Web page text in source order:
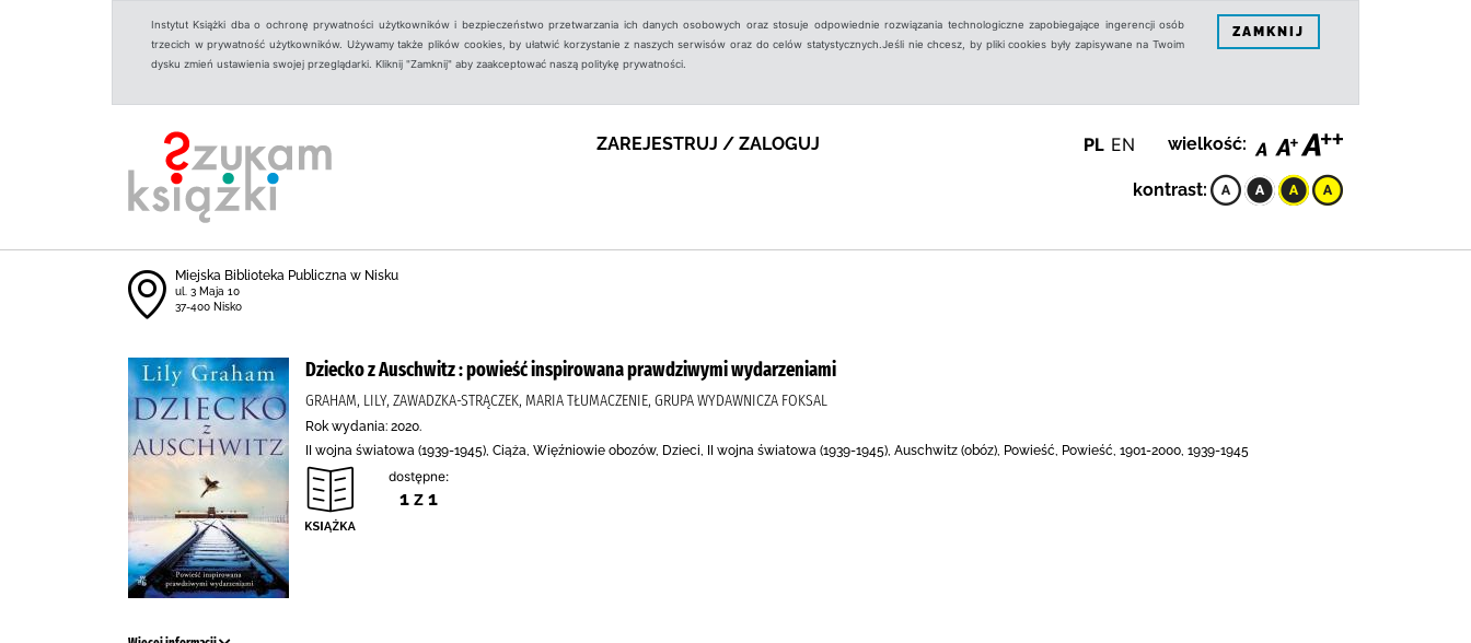
Instytut Książki dba o ochronę prywatności użytkowników i bezpieczeństwo przetwarzania ich danych osobowych oraz stosuje odpowiednie rozwiązania technologiczne zapobiegające ingerencji osób
trzecich w prywatność użytkowników. Używamy także plików cookies, by ułatwić korzystanie z naszych serwisów oraz do celów statystycznych.Jeśli nie chcesz, by pliki cookies były zapisywane na Twoim
dysku zmień ustawienia swojej przeglądarki. Kliknij "Zamknij" aby zaakceptować naszą politykę prywatności.
ZAMKNIJ
ZAREJESTRUJ / ZALOGUJ PL EN wielkość:
kontrast:
Miejska Biblioteka Publiczna w Nisku
ul. 3 Maja 10
37-400 Nisko
Dziecko z Auschwitz : powieść inspirowana prawdziwymi wydarzeniami
GRAHAM, LILY, ZAWADZKA-STRĄCZEK, MARIA TŁUMACZENIE, GRUPA WYDAWNICZA FOKSAL
Rok wydania: 2020.
II wojna światowa (1939-1945), Ciąża, Więźniowie obozów, Dzieci, II wojna światowa (1939-1945), Auschwitz (obóz), Powieść, Powieść, 1901-2000, 1939-1945
dostępne:
1 z 1